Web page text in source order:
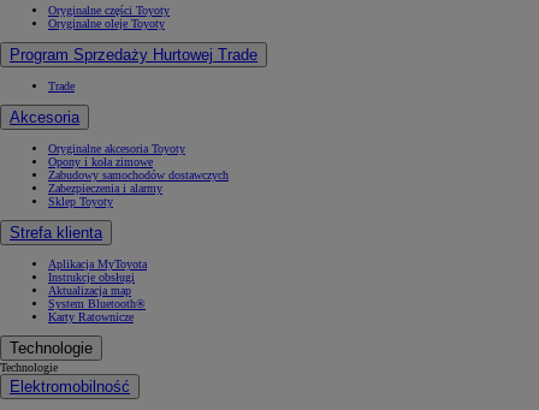
Oryginalne części Toyoty
Oryginalne oleje Toyoty
Program Sprzedaży Hurtowej Trade
Trade
Akcesoria
Oryginalne akcesoria Toyoty
Opony i koła zimowe
Zabudowy samochodów dostawczych
Zabezpieczenia i alarmy
Sklep Toyoty
Strefa klienta
Aplikacja MyToyota
Instrukcje obsługi
Aktualizacja map
System Bluetooth®
Karty Ratownicze
Technologie
Technologie
Elektromobilność